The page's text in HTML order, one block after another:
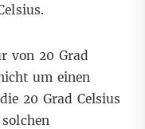
.
von 20 Grad
um einen
20 Grad Celsius